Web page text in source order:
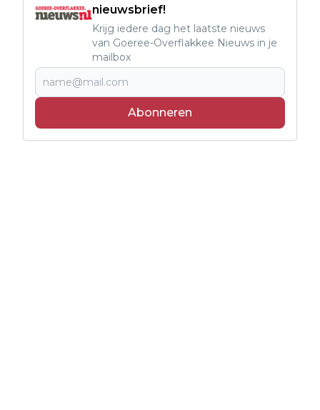
nieuwsbrief!
Krijg iedere dag het laatste nieuws
van Goeree-Overflakkee Nieuws in je
mailbox
Abonneren